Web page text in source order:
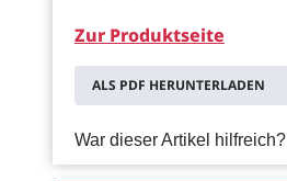
Zur Produktseite
ALS PDF HERUNTERLADEN
War dieser Artikel hilfreich?